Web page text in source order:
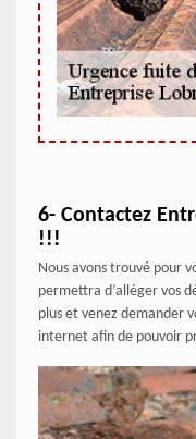
6- Contactez
!!!
Nous avons trouvé pour
permettra d’alléger vos
plus et venez demander
internet afin de pouvoir